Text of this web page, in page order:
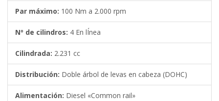
Par máximo: 100 Nm a 2.000 rpm
Nº de cilindros: 4 En lÍnea
Cilindrada: 2.231 cc
Distribución: Doble árbol de levas en cabeza (DOHC)
Alimentación: Diesel «Common rail»